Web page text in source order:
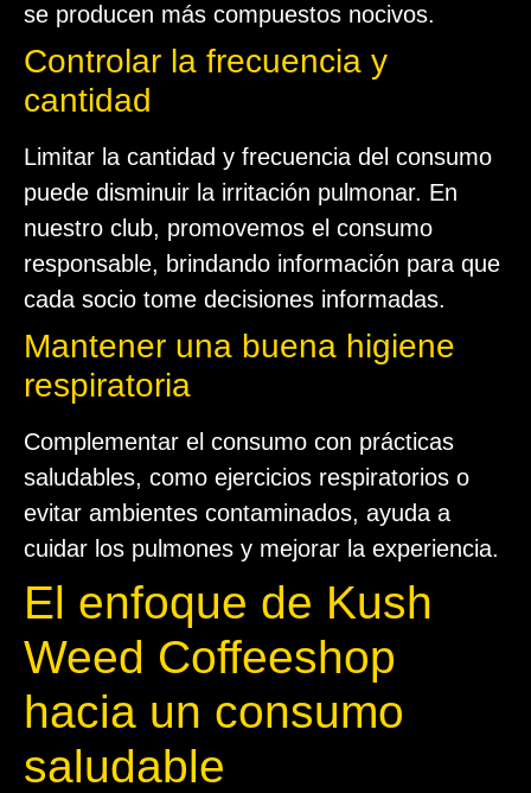
se producen más compuestos nocivos.
Controlar la frecuencia y
cantidad
Limitar la cantidad y frecuencia del consumo
puede disminuir la irritación pulmonar. En
nuestro club, promovemos el consumo
responsable, brindando información para que
cada socio tome decisiones informadas.
Mantener una buena higiene
respiratoria
Complementar el consumo con prácticas
saludables, como ejercicios respiratorios o
evitar ambientes contaminados, ayuda a
cuidar los pulmones y mejorar la experiencia.
El enfoque de Kush
Weed Coffeeshop
hacia un consumo
saludable